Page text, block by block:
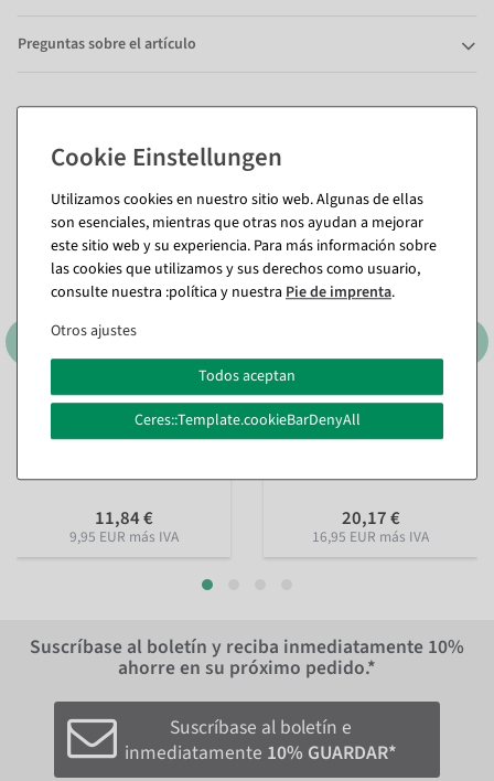
Preguntas sobre el artículo
También te puede gustar (8)
Juego de hierbas artificiales
3 piezas verde 8 x 20 cm
11,84 €
9,95 EUR más IVA
Pimientos artificiales en
maceta rojo-naranja 33 cm
20,17 €
16,95 EUR más IVA
Suscríbase al boletín y reciba inmediatamente 10%
ahorre en su próximo pedido.*
Suscríbase al boletín e
inmediatamente 10% GUARDAR*
Utilizamos cookies en nuestro sitio web. Algunas de ellas
son esenciales, mientras que otras nos ayudan a mejorar
este sitio web y su experiencia. Para más información sobre
las cookies que utilizamos y sus derechos como usuario,
consulte nuestra :política y nuestra Pie de imprenta.
Otros ajustes
Todos aceptan
Ceres::Template.cookieBarDenyAll